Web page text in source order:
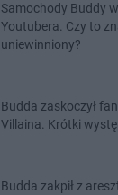
Samochody Buddy
Youtubera. Czy to
uniewinniony?
Budda zaskoczył
Villaina. Krótki
Budda zakpił z